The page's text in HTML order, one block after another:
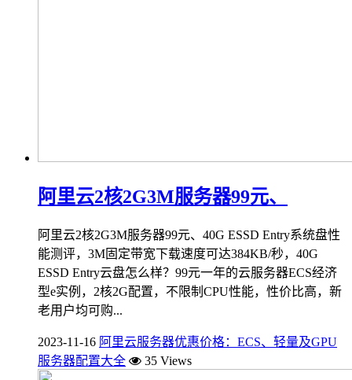
阿里云2核2G3M服务器99元、
阿里云2核2G3M服务器99元、40G ESSD Entry系统盘性
能测评，3M固定带宽下载速度可达384KB/秒，40G
ESSD Entry云盘怎么样？99元一年的云服务器ECS经济
型e实例，2核2G配置，不限制CPU性能，性价比高，新
老用户均可购...
2023-11-16 阿里云服务器优惠价格：ECS、轻量及GPU
服务器配置大全
35 Views